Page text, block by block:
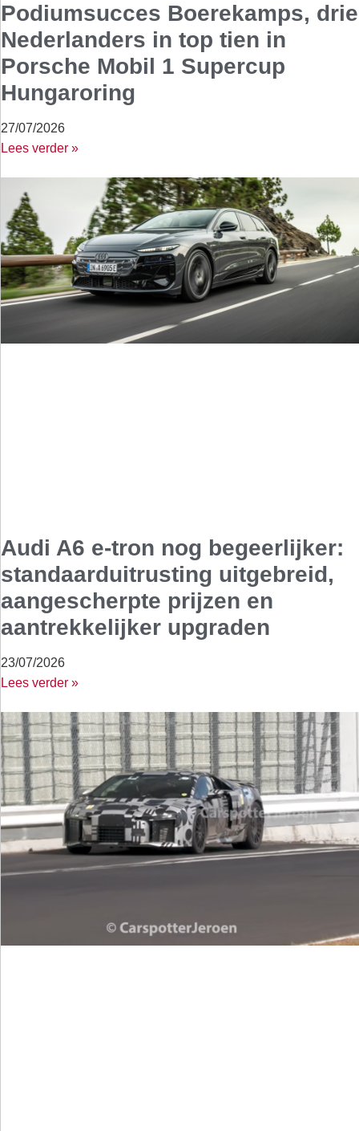
Podiumsucces Boerekamps, drie
Nederlanders in top tien in
Porsche Mobil 1 Supercup
Hungaroring
27/07/2026
Lees verder »
Audi A6 e-tron nog begeerlijker:
standaarduitrusting uitgebreid,
aangescherpte prijzen en
aantrekkelijker upgraden
23/07/2026
Lees verder »